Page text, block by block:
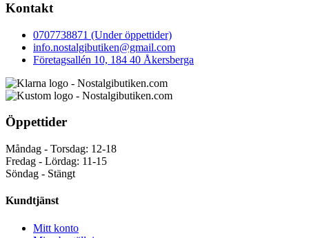
Kontakt
0707738871 (Under öppettider)
info.nostalgibutiken@gmail.com
Företagsallén 10, 184 40 Åkersberga
Öppettider
Måndag - Torsdag: 12-18
Fredag - Lördag: 11-15
Söndag - Stängt
Kundtjänst
Mitt konto